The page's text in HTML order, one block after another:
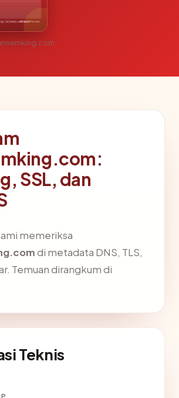
SSL, dan
memeriksa
di metadata DNS, TLS,
Temuan dirangkum di
Teknis